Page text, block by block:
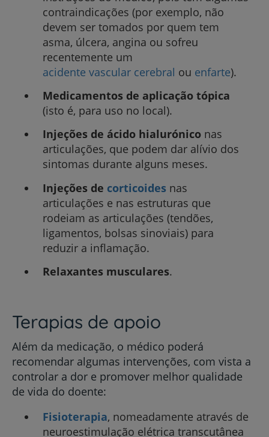
contraindicações (por exemplo, não
devem ser tomados por quem tem
asma, úlcera, angina ou sofreu
recentemente um
acidente vascular cerebral ou enfarte).
Medicamentos de aplicação tópica
(isto é, para uso no local).
Injeções de ácido hialuróniconas
articulações, que podem dar alívio dos
sintomas durante alguns meses.
Injeções de corticoides nas
articulações e nas estruturas que
rodeiam as articulações (tendões,
ligamentos, bolsas sinoviais) para
reduzir a inflamação.
Relaxantes musculares.
Terapias de apoio
Além da medicação, o médico poderá
recomendar algumas intervenções, com vista a
controlar a dor e promover melhor qualidade
de vida do doente:
Fisioterapia, nomeadamente através de
neuroestimulação elétrica transcutânea